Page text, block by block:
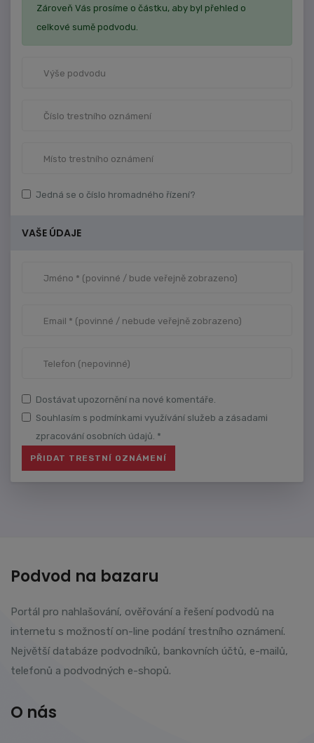
Zároveň Vás prosíme o částku, aby byl přehled o
celkové sumě podvodu.
Jedná se o číslo hromadného řízení?
VAŠE ÚDAJE
Dostávat upozornění na nové komentáře.
Souhlasím s podmínkami využívání služeb a zásadami
zpracování osobních údajů. *
Podvod na bazaru
Portál pro nahlašování, ověřování a řešení podvodů na
internetu s možností on-line podání trestního oznámení.
Největší databáze podvodníků, bankovních účtů, e-mailů,
telefonů a podvodných e-shopů.
O nás